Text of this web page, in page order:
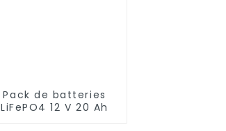
Pack de batteries
LiFePO4 12 V 20 Ah